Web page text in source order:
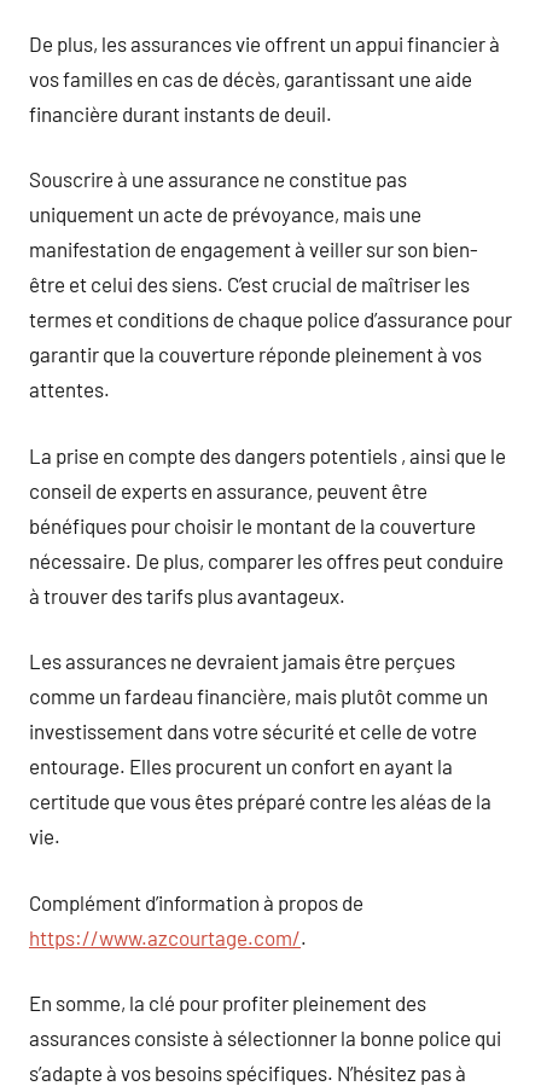
De plus, les assurances vie offrent un appui financier à
vos familles en cas de décès, garantissant une aide
financière durant instants de deuil.
Souscrire à une assurance ne constitue pas
uniquement un acte de prévoyance, mais une
manifestation de engagement à veiller sur son bien-
être et celui des siens. C’est crucial de maîtriser les
termes et conditions de chaque police d’assurance pour
garantir que la couverture réponde pleinement à vos
attentes.
La prise en compte des dangers potentiels , ainsi que le
conseil de experts en assurance, peuvent être
bénéfiques pour choisir le montant de la couverture
nécessaire. De plus, comparer les offres peut conduire
à trouver des tarifs plus avantageux.
Les assurances ne devraient jamais être perçues
comme un fardeau financière, mais plutôt comme un
investissement dans votre sécurité et celle de votre
entourage. Elles procurent un confort en ayant la
certitude que vous êtes préparé contre les aléas de la
vie.
Complément d’information à propos de
https://www.azcourtage.com/.
En somme, la clé pour profiter pleinement des
assurances consiste à sélectionner la bonne police qui
s’adapte à vos besoins spécifiques. N’hésitez pas à